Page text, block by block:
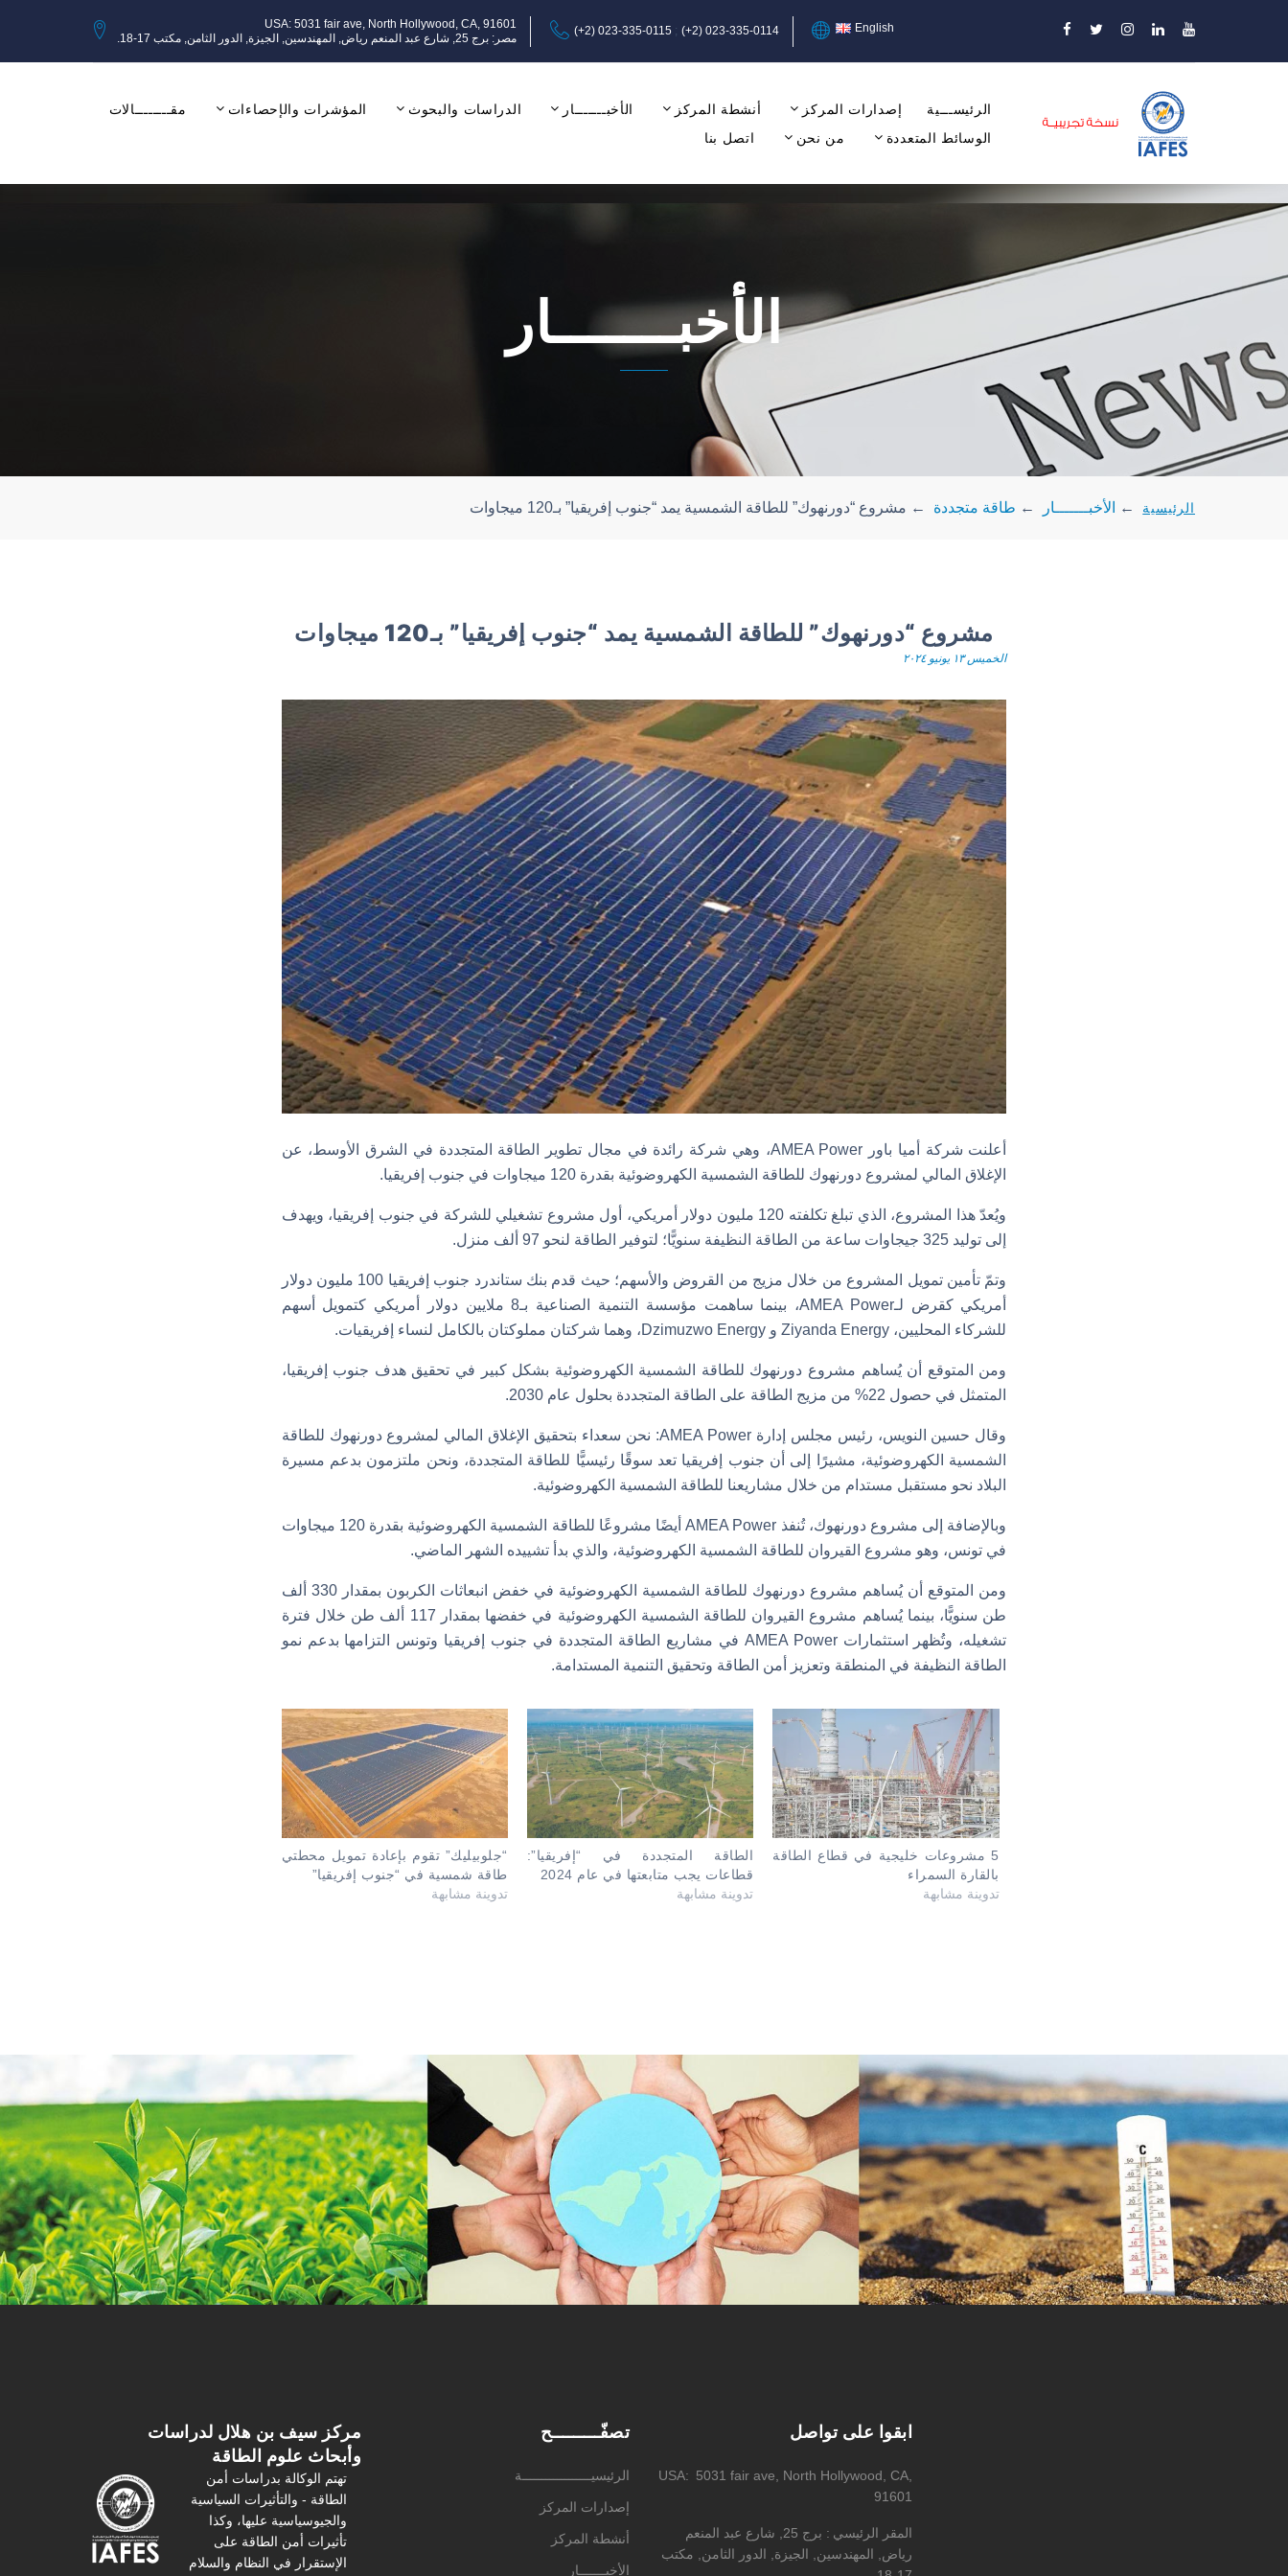
USA: 5031 fair ave, North Hollywood, CA, 91601
مصر: برج 25, شارع عبد المنعم رياض, المهندسين, الجيزة, الدور الثامن, مكتب 17-18.
(+2) 023-335-0115 (+2) 023-335-0114 English
الرئيســـية إصدارات المركز أنشطة المركز الأخبـــــــار الدراسات والبحوث المؤشرات والإحصاءات
مقــــــــالات
الوسائط المتعددة
من نحن اتصل بنا
الأخبـــــــار
الرئيسية ← الأخبـــــــار ← طاقة متجددة ← مشروع “دورنهوك” للطاقة الشمسية يمد “جنوب إفريقيا” بـ120 ميجاوات
مشروع “دورنهوك” للطاقة الشمسية يمد “جنوب إفريقيا” بـ120 ميجاوات
الخميس ١٣ يونيو ٢٠٢٤
أعلنت شركة أميا باور AMEA Power، وهي شركة رائدة في مجال تطوير الطاقة المتجددة في الشرق الأوسط، عن
الإغلاق المالي لمشروع دورنهوك للطاقة الشمسية الكهروضوئية بقدرة 120 ميجاوات في جنوب إفريقيا.
ويُعدّ هذا المشروع، الذي تبلغ تكلفته 120 مليون دولار أمريكي، أول مشروع تشغيلي للشركة في جنوب إفريقيا، ويهدف
إلى توليد 325 جيجاوات ساعة من الطاقة النظيفة سنويًّا؛ لتوفير الطاقة لنحو 97 ألف منزل.
وتمّ تأمين تمويل المشروع من خلال مزيج من القروض والأسهم؛ حيث قدم بنك ستاندرد جنوب إفريقيا 100 مليون دولار
أمريكي كقرض لـAMEA Power، بينما ساهمت مؤسسة التنمية الصناعية بـ8 ملايين دولار أمريكي كتمويل أسهم
للشركاء المحليين، Ziyanda Energy و Dzimuzwo Energy، وهما شركتان مملوكتان بالكامل لنساء إفريقيات.
ومن المتوقع أن يُساهم مشروع دورنهوك للطاقة الشمسية الكهروضوئية بشكل كبير في تحقيق هدف جنوب إفريقيا،
المتمثل في حصول 22% من مزيج الطاقة على الطاقة المتجددة بحلول عام 2030.
وقال حسين النويس، رئيس مجلس إدارة AMEA Power: نحن سعداء بتحقيق الإغلاق المالي لمشروع دورنهوك للطاقة
الشمسية الكهروضوئية، مشيرًا إلى أن جنوب إفريقيا تعد سوقًا رئيسيًّا للطاقة المتجددة، ونحن ملتزمون بدعم مسيرة
البلاد نحو مستقبل مستدام من خلال مشاريعنا للطاقة الشمسية الكهروضوئية.
وبالإضافة إلى مشروع دورنهوك، تُنفذ AMEA Power أيضًا مشروعًا للطاقة الشمسية الكهروضوئية بقدرة 120 ميجاوات
في تونس، وهو مشروع القيروان للطاقة الشمسية الكهروضوئية، والذي بدأ تشييده الشهر الماضي.
ومن المتوقع أن يُساهم مشروع دورنهوك للطاقة الشمسية الكهروضوئية في خفض انبعاثات الكربون بمقدار 330 ألف
طن سنويًّا، بينما يُساهم مشروع القيروان للطاقة الشمسية الكهروضوئية في خفضها بمقدار 117 ألف طن خلال فترة
تشغيله، وتُظهر استثمارات AMEA Power في مشاريع الطاقة المتجددة في جنوب إفريقيا وتونس التزامها بدعم نمو
الطاقة النظيفة في المنطقة وتعزيز أمن الطاقة وتحقيق التنمية المستدامة.
“جلوبيليك” تقوم بإعادة تمويل محطتي
طاقة شمسية في “جنوب إفريقيا”
تدوينة مشابهة
الطاقة المتجددة في “إفريقيا”:
قطاعات يجب متابعتها في عام 2024
تدوينة مشابهة
5 مشروعات خليجية في قطاع الطاقة
بالقارة السمراء
تدوينة مشابهة
مركز سیف بن هلال لدراسات
وأبحاث علوم الطاقة
تهتم الوكالة بدراسات أمن
الطاقة - والتأثیرات السیاسیة
والجیوسیاسیة عليها، وكذا
تأثیرات أمن الطاقة على
الإستقرار في النظام والسلام
تصفّـــــــــح
الرئيسيــــــــــــــــــة
إصدارات المركز
أنشطة المركز
الأخبـــــــار
ابقوا على تواصل
USA
5031 fair ave, North Hollywood, CA,
91601
المقر الرئيسي
برج 25, شارع عبد المنعم
رياض, المهندسين, الجيزة, الدور الثامن, مكتب